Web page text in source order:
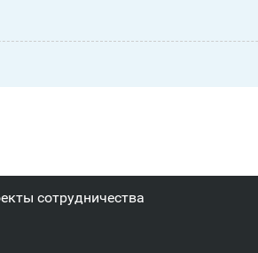
сотрудничества